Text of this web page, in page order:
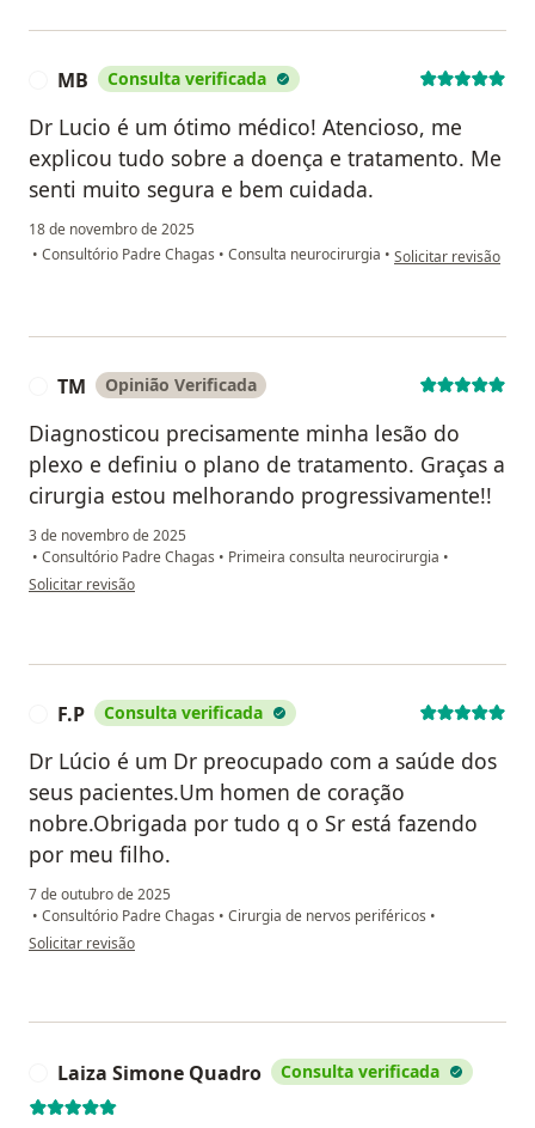
MB Consulta verificada
Dr Lucio é um ótimo médico! Atencioso, me
explicou tudo sobre a doença e tratamento. Me
senti muito segura e bem cuidada.
18 de novembro de 2025
• Consultório Padre Chagas • Consulta neurocirurgia • na opinião do
Solicitar revisão
TM Opinião Verificada
Diagnosticou precisamente minha lesão do
plexo e definiu o plano de tratamento. Graças a
cirurgia estou melhorando progressivamente!!
3 de novembro de 2025
• Consultório Padre Chagas • Primeira consulta neurocirurgia •
na opinião do utilizador TM
Solicitar revisão
F.P Consulta verificada
Dr Lúcio é um Dr preocupado com a saúde dos
seus pacientes.Um homen de coração
nobre.Obrigada por tudo q o Sr está fazendo
por meu filho.
7 de outubro de 2025
• Consultório Padre Chagas • Cirurgia de nervos periféricos •
na opinião do utilizador F.P
Solicitar revisão
Laiza Simone Quadro Consulta verificada